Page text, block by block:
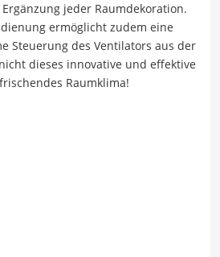
jeder Raumdekoration.
ermöglicht zudem eine
Steuerung des Ventilators aus der
dieses innovative und effektive
Raumklima!